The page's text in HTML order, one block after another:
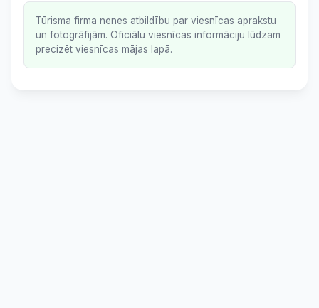
Tūrisma firma nenes atbildību par viesnīcas aprakstu
un fotogrāfijām. Oficiālu viesnīcas informāciju lūdzam
precizēt viesnīcas mājas lapā.